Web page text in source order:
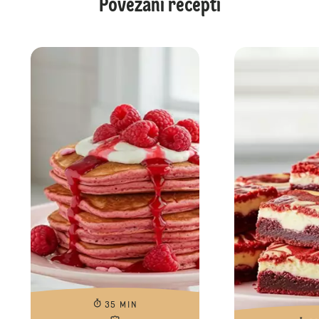
Povezani recepti
35 MIN